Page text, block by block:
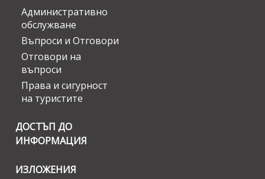
Административно
обслужване
Въпроси и Отговори
Отговори на
въпроси
Права и сигурност
на туристите
ДОСТЪП ДО
ИНФОРМАЦИЯ
ИЗЛОЖЕНИЯ